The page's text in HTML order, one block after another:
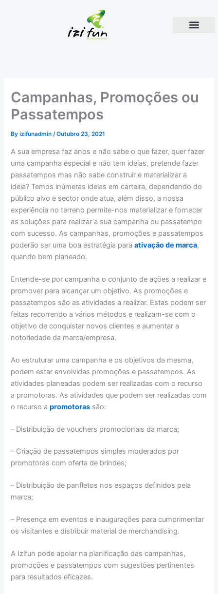
Campanhas, Promoções ou
Passatempos
Byizifunadmin/Outubro 23, 2021
A sua empresa faz anos e não sabe o que fazer, quer fazer
uma campanha especial e não tem ideias, pretende fazer
passatempos mas não sabe construir e materializar a
ideia? Temos inúmeras ideias em carteira, dependendo do
público alvo e sector onde atua, além disso, a nossa
experiência no terreno permite-nos materializar e fornecer
as soluções para realizar a sua campanha ou passatempo
com sucesso. As campanhas, promoções e passatempos
poderão ser uma boa estratégia paraativação de marca,
quando bem planeado.
Entende-se por campanha o conjunto de ações a realizar e
promover para alcançar um objetivo. As promoções e
passatempos são as atividades a realizar. Estas podem ser
feitas recorrendo a vários métodos e realizam-se com o
objetivo de conquistar novos clientes e aumentar a
notoriedade da marca/empresa.
Ao estruturar uma campanha e os objetivos da mesma,
podem estar envolvidas promoções e passatempos. As
atividades planeadas podem ser realizadas com o recurso
a promotoras. As atividades que podem ser realizadas com
o recurso apromotoras são:
– Distribuição de vouchers promocionais da marca;
– Criação de passatempos simples moderados por
promotoras com oferta de brindes;
– Distribuição de panfletos nos espaços definidos pela
marca;
– Presença em eventos e inaugurações para cumprimentar
os visitantes e distribuir material de merchandising.
A Izifun pode apoiar na planificação das campanhas,
promoções e passatempos com sugestões pertinentes
para resultados eficazes.